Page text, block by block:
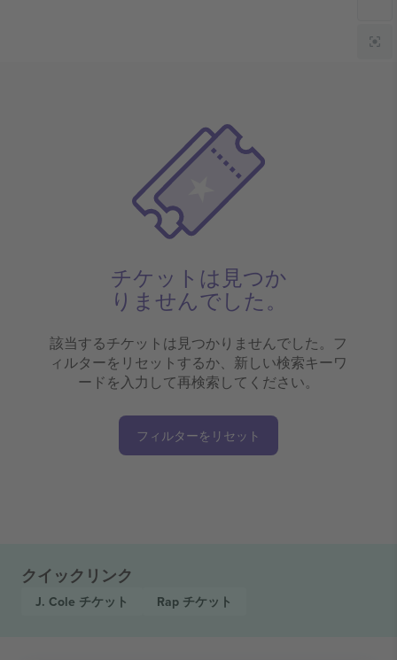
チケットは見つか
りませんでした。
該当するチケットは見つかりませんでした。フ
ィルターをリセットするか、新しい検索キーワ
ードを入力して再検索してください。
フィルターをリセット
クイックリンク
J. Cole チケット Rap チケット